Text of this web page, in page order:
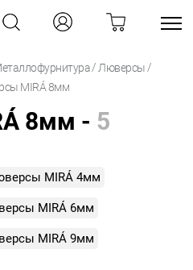
/ Люверсы /
MIRÁ 8мм
8мм - 5
MIRÁ 4мм
MIRÁ 6мм
MIRÁ 9мм